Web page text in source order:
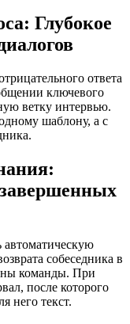
Глубокое
ответа
ключевого
ветку интервью.
шаблону, а с
собеседника в
команды. При
после которого
него текст.